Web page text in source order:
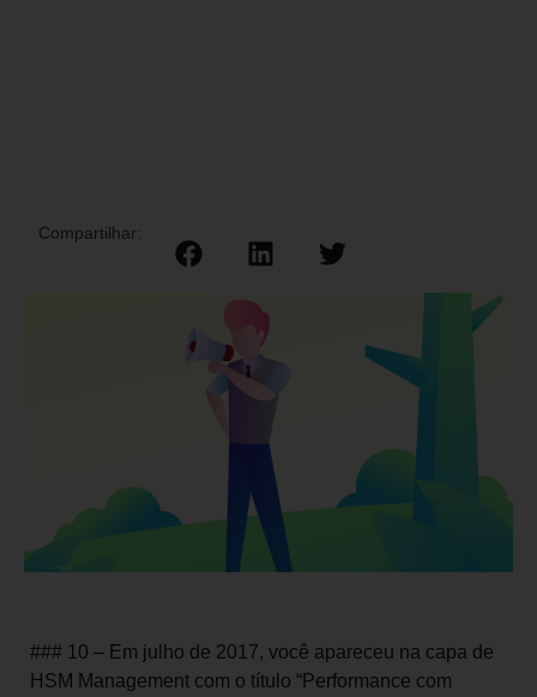
Compartilhar:
### 10 – Em julho de 2017, você apareceu na capa de
HSM Management com o título “Performance com